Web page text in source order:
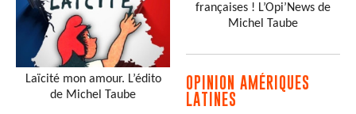
Laïcité mon amour. L’édito
de Michel Taube
françaises ! L’Opi’News de
Michel Taube
OPINION AMÉRIQUES
LATINES